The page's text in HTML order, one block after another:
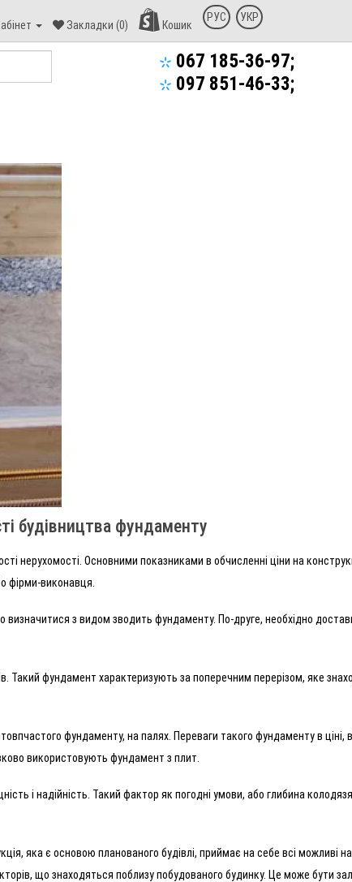
Закладки (0) Кошик
РУС УКР
067 185-36-97;
097 851-46-33;
будівництва фундаменту
нерухомості. Основними показниками в обчисленні ціни на
фірми-виконавця.
з видом зводить фундаменту. По-друге, необхідно
фундамент характеризують за поперечним перерізом, яке
фундаменту, на палях. Переваги такого фундаменту в
використовують фундамент з плит.
і надійність. Такий фактор як погодні умови, або глибина
яка є основою планованого будівлі, приймає на себе всі можливі
що знаходяться поблизу побудованого будинку. Це може бути